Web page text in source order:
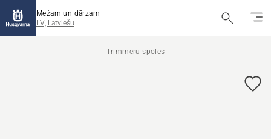
Mežam un dārzam
LV, Latviešu
Trimmeru spoles